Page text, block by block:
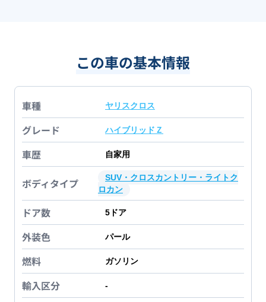
この車の基本情報
車種 ヤリスクロス
グレード ハイブリッドＺ
車歴 自家用
ボディタイプ
SUV・クロスカントリー・ライトク
ロカン
ドア数 5 ドア
外装色 パール
燃料 ガソリン
輸入区分 -